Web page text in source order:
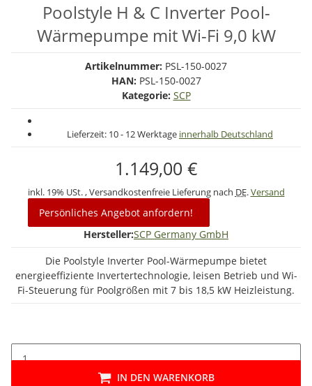
Poolstyle H & C Inverter Pool-
Wärmepumpe mit Wi-Fi 9,0 kW
Artikelnummer: PSL-150-0027
HAN: PSL-150-0027
Kategorie: SCP
Lieferzeit: 10 - 12 Werktage innerhalb Deutschland
1.149,00 €
inkl. 19% USt. , Versandkostenfreie Lieferung nach DE.Versand
Persönliches Angebot anfordern!
Hersteller:SCP Germany GmbH
Die Poolstyle Inverter Pool-Wärmepumpe bietet
energieeffiziente Invertertechnologie, leisen Betrieb und Wi-
Fi-Steuerung für Poolgrößen mit 7 bis 18,5 kW Heizleistung.
IN DEN WARENKORB